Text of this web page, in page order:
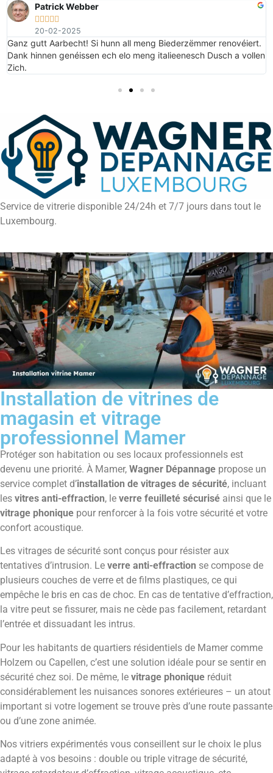
Patrick Webber

20-02-2025
Ganz gutt Aarbecht! Si hunn all meng Biederzëmmer renovéiert.
Dank hinnen genéissen ech elo meng italieenesch Dusch a vollen
Zich.
Service de vitrerie disponible 24/24h et 7/7 jours dans tout le
Luxembourg.
Installation de vitrines de
magasin et vitrage
professionnel Mamer
Protéger son habitation ou ses locaux professionnels est
devenu une priorité. À Mamer, Wagner Dépannage propose un
service complet d’installation de vitrages de sécurité, incluant
les vitres anti-effraction, le verre feuilleté sécurisé ainsi que le
vitrage phonique pour renforcer à la fois votre sécurité et votre
confort acoustique.
Les vitrages de sécurité sont conçus pour résister aux
tentatives d’intrusion. Le verre anti-effraction se compose de
plusieurs couches de verre et de films plastiques, ce qui
empêche le bris en cas de choc. En cas de tentative d’effraction,
la vitre peut se fissurer, mais ne cède pas facilement, retardant
l’entrée et dissuadant les intrus.
Pour les habitants de quartiers résidentiels de Mamer comme
Holzem ou Capellen, c’est une solution idéale pour se sentir en
sécurité chez soi. De même, le vitrage phonique réduit
considérablement les nuisances sonores extérieures – un atout
important si votre logement se trouve près d’une route passante
ou d’une zone animée.
Nos vitriers expérimentés vous conseillent sur le choix le plus
adapté à vos besoins : double ou triple vitrage de sécurité,